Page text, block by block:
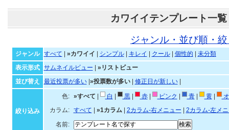
カワイイテンプレート一覧
ジャンル・並び順・
ジャンル すべて »カワイイ シンプル| キレイ クール| 個性的
未分類
表示形式
サムネイルビュー
»リストビュー
並び替え
最近投票が多い| »投票数が多い| 修正日が新しい|
絞り込み
色: »すべて 白 黒| 赤| ピンク 青| 黄|
カラム:
すべて »1カラム| 2カラム-右メニュー
2カラム-左メ
名前: